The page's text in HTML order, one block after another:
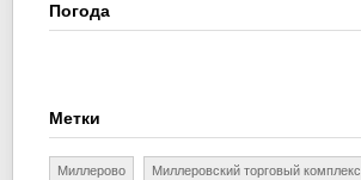
Погода
Метки
Миллерово Миллеровский торговый комплекс